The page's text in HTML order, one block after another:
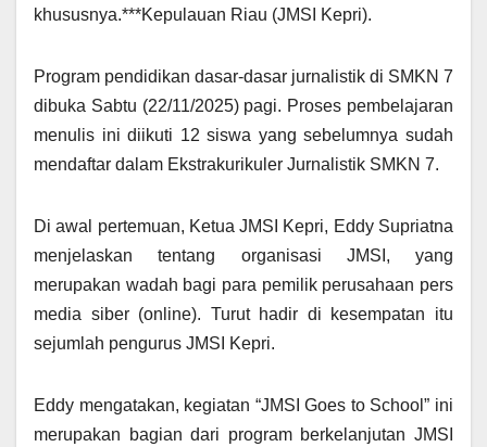
khususnya.***Kepulauan Riau (JMSI Kepri).
Program pendidikan dasar-dasar jurnalistik di SMKN 7
dibuka Sabtu (22/11/2025) pagi. Proses pembelajaran
menulis ini diikuti 12 siswa yang sebelumnya sudah
mendaftar dalam Ekstrakurikuler Jurnalistik SMKN 7.
Di awal pertemuan, Ketua JMSI Kepri, Eddy Supriatna
menjelaskan tentang organisasi JMSI, yang
merupakan wadah bagi para pemilik perusahaan pers
media siber (online). Turut hadir di kesempatan itu
sejumlah pengurus JMSI Kepri.
Eddy mengatakan, kegiatan “JMSI Goes to School” ini
merupakan bagian dari program berkelanjutan JMSI